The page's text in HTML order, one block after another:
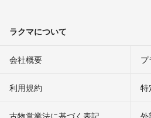
ラクマについて
会社概要
利用規約 特
古物営業法に基づく表記 外